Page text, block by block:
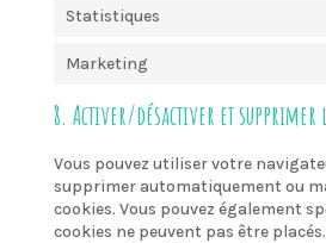
Statistiques
Marketing
8. Activer/désactiver et supprimer
Vous pouvez utiliser votre
supprimer automatiquement ou
cookies. Vous pouvez également
cookies ne peuvent pas être